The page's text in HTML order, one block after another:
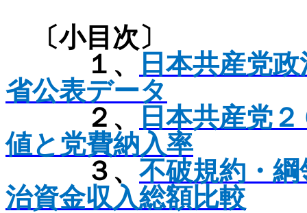
〔小目次〕
１、
日本共産党
省公表データ
２、
日本共産党
値と党費納入率
３、 不破規約・
治資金収入総額比較